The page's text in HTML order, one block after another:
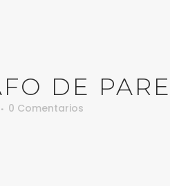
DE
0 Comentarios